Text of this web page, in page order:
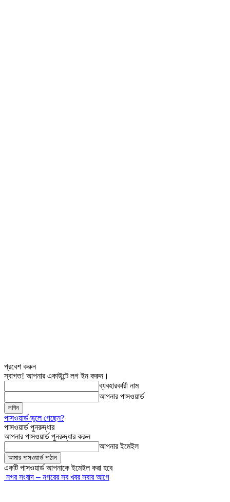
প্রবেশ করুন
স্বাগত! আপনার একাউন্টে লগ ইন করুন।
ব্যবহারকারী নাম
আপনার পাসওয়ার্ড
পাসওয়ার্ড ভুলে গেছেন?
পাসওয়ার্ড পুনরুদ্ধার
আপনার পাসওয়ার্ড পুনরুদ্ধার করুন
আপনার ইমেইল
একটি পাসওয়ার্ড আপনাকে ইমেইল করা হবে
নগর সংবাদ – নগরের সব খবর সবার আগে